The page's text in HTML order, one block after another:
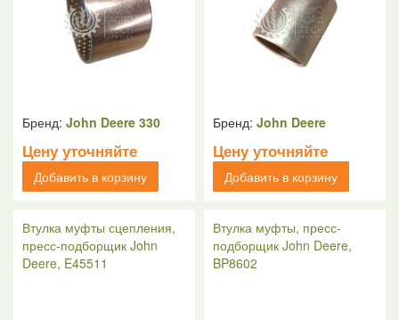
Бренд: John Deere 330
Цену уточняйте
Добавить в корзину
Бренд: John Deere
Цену уточняйте
Добавить в корзину
Втулка муфты сцепления,
пресс-подборщик John
Deere, E45511
Втулка муфты, пресс-
подборщик John Deere,
BP8602